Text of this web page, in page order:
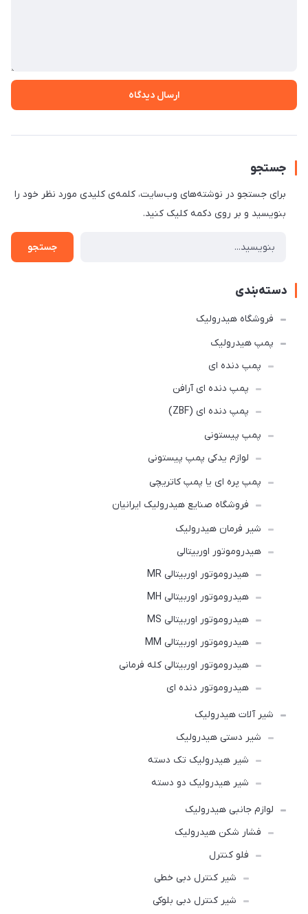
ارسال دیدگاه
جستجو
برای جستجو در نوشته‌های وب‌سایت، کلمه‌ی کلیدی مورد نظر خود را
بنویسید و بر روی دکمه کلیک کنید.
جستجو
دسته‌بندی
فروشگاه هیدرولیک
پمپ هیدرولیک
پمپ دنده ای
پمپ دنده ای آرافن
پمپ دنده ای (ZBF)
پمپ پیستونی
لوازم یدکی پمپ پیستونی
پمپ پره ای یا پمپ کاتریچی
فروشگاه صنایع هیدرولیک ایرانیان
شیر فرمان هیدرولیک
هیدروموتور اوربیتالی
هیدروموتور اوربیتالی MR
هیدروموتور اوربیتالی MH
هیدروموتور اوربیتالی MS
هیدروموتور اوربیتالی MM
هیدروموتور اوربیتالی کله فرمانی
هیدروموتور دنده ای
شیر آلات هیدرولیک
شیر دستی هیدرولیک
شیر هیدرولیک تک دسته
شیر هیدرولیک دو دسته
لوازم جانبی هیدرولیک
فشار شکن هیدرولیک
فلو کنترل
شیر کنترل دبی خطی
شیر کنترل دبی بلوکی